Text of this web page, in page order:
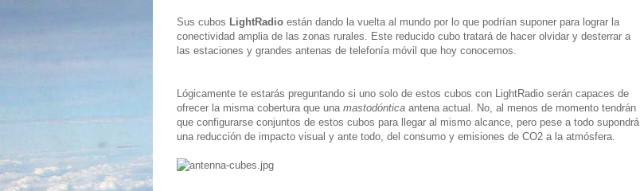
Sus cubos LightRadio están dando la vuelta al mundo por lo que podrían suponer para lograr la
conectividad amplia de las zonas rurales. Este reducido cubo tratará de hacer olvidar y desterrar a
las estaciones y grandes antenas de telefonía móvil que hoy conocemos.
Lógicamente te estarás preguntando si uno solo de estos cubos con LightRadio serán capaces de
ofrecer la misma cobertura que una mastodóntica antena actual. No, al menos de momento tendrán
que configurarse conjuntos de estos cubos para llegar al mismo alcance, pero pese a todo supondrá
una reducción de impacto visual y ante todo, del consumo y emisiones de CO2 a la atmósfera.